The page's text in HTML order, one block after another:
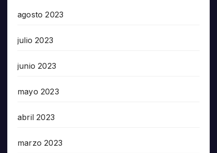
agosto 2023
julio 2023
junio 2023
mayo 2023
abril 2023
marzo 2023